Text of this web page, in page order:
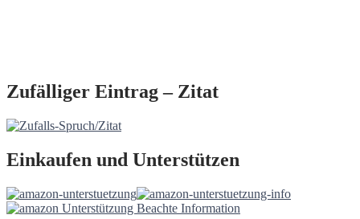
Zufälliger Eintrag – Zitat
Einkaufen und Unterstützen